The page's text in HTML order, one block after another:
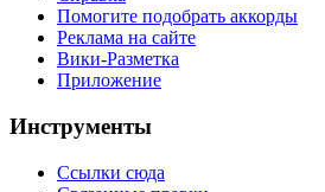
Помогите подобрать аккорды
Реклама на сайте
Вики-Разметка
Приложение
Инструменты
Ссылки сюда